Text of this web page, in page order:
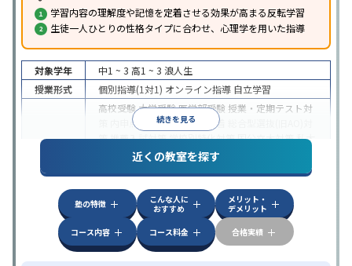
学習内容の理解度や記憶を定着させる効果が高まる反転学習
生徒一人ひとりの性格タイプに合わせ、心理学を用いた指導
続きを見る
対象学年 中1 ~ 3 高1 ~ 3 浪人生
授業形式
個別指導(1対1) オンライン指導 自立学習
高校受験大学受験医学部受験 授業・定期テスト対
内申点対策学習習慣の定着
策推薦入試対策学校別特化対策国公立大対策私大
共通テスト対策英検(英語検定)対策
その
特徴
中高一貫校生に対応授業の振替可能 不登校生に対
学習にPC・タブレットを利用オンライン対応
科目から受講可能季節講習のみの受講可発達障害
の子どもに対応
近くの教室を探す
塾の特徴
こんな人に
おすすめ
メリット・
デメリット
コース内容
コース料金 合格実績